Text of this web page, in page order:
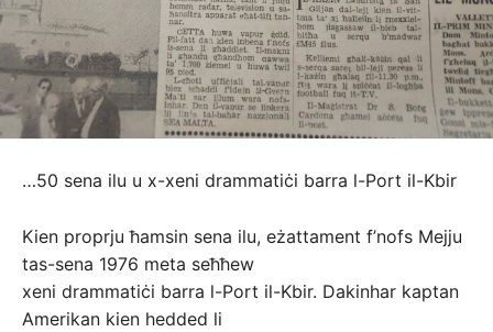
…50 sena ilu u x-xeni drammatiċi barra l-Port il-Kbir
Kien proprju ħamsin sena ilu, eżattament f’nofs Mejju
tas-sena 1976 meta seħħew
xeni drammatiċi barra l-Port il-Kbir. Dakinhar kaptan
Amerikan kien hedded li